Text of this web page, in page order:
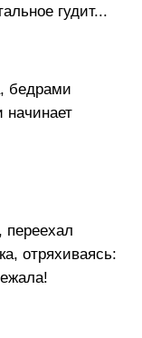
гудит...
бедрами
начинает
переехал
отряхиваясь: